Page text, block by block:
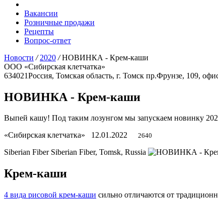
Вакансии
Розничные продажи
Рецепты
Вопрос-ответ
Новости / 2020 / НОВИНКА - Крем-каши
ООО «Сибирская клетчатка»
634021Россия, Томская область, г. Томск пр.Фрунзе, 109,
НОВИНКА - Крем-каши
Выпей кашу! Под таким лозунгом мы запускаем новинку
«Сибирская клетчатка» 12.01.2022 2640
Siberian Fiber Siberian Fiber, Tomsk, Russia
Крем-каши
4 вида рисовой крем-каши сильно отличаются от